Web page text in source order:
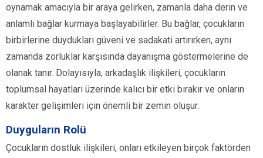
oynamak amacıyla bir araya gelirken, zamanla daha derin ve
anlamlı bağlar kurmaya başlayabilirler. Bu bağlar, çocukların
birbirlerine duydukları güveni ve sadakati artırırken, aynı
zamanda zorluklar karşısında dayanışma göstermelerine de
olanak tanır. Dolayısıyla, arkadaşlık ilişkileri, çocukların
toplumsal hayatları üzerinde kalıcı bir etki bırakır ve onların
karakter gelişimleri için önemli bir zemin oluşur.
Duyguların Rolü
Çocukların dostluk ilişkileri, onları etkileyen birçok faktörden